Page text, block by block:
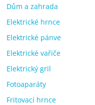
Dům a zahrada
Elektrické hrnce
Elektrické pánve
Elektrické vařiče
Elektrický gril
Fotoaparáty
Fritovací hrnce